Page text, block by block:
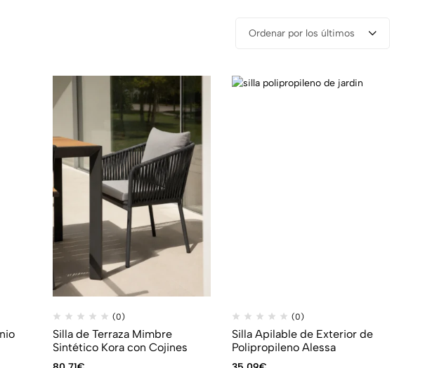
Ordenar por los últimos
(0)
Silla de Terraza Mimbre
Sintético Kora con Cojines
(0)
Silla Apilable de Exterior de
Polipropileno Alessa